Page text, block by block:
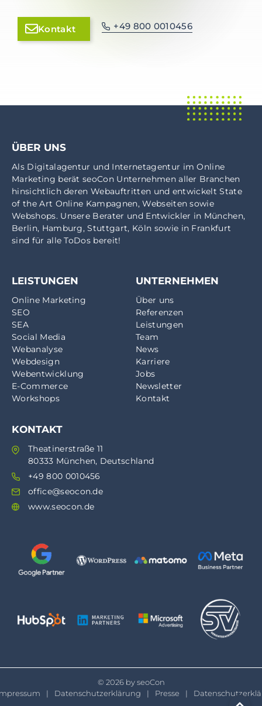
Kontakt +49 800 0010456
ÜBER UNS
Als Digitalagentur und Internetagentur imOnline
Marketing berät seoCon Unternehmen aller Branchen
hinsichtlich deren Webauftritten und entwickelt State
of the Art Online Kampagnen, Webseiten sowie
Webshops. Unsere Berater und Entwickler in München,
Berlin, Hamburg,Stuttgart, Köln sowie in Frankfurt
sind für alle ToDos bereit!
LEISTUNGEN
Online Marketing
SEO
SEA
Social Media
Webanalyse
Webdesign
Webentwicklung
E-Commerce
Workshops
UNTERNEHMEN
Über uns
Referenzen
Leistungen
Team
News
Karriere
Jobs
Newsletter
Kontakt
KONTAKT
Theatinerstraße 11
80333 München, Deutschland
+49 800 0010456
office@seocon.de
www.seocon.de
© 2026 by seoCon
Datenschutzerklärung Presse